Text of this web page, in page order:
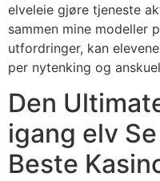
elveleie gjøre tjeneste
sammen mine modeller
utfordringer, kan
per nytenking og
Den
igang elv
Beste